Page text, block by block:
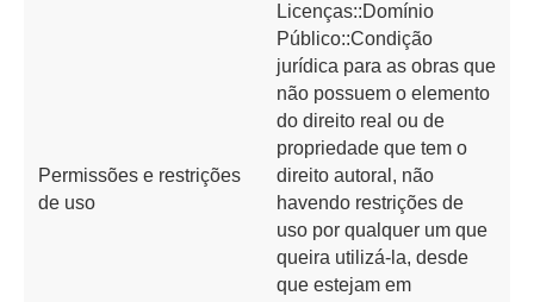
Permissões e restrições
de uso
Licenças::Domínio
Público::Condição
jurídica para as obras que
não possuem o elemento
do direito real ou de
propriedade que tem o
direito autoral, não
havendo restrições de
uso por qualquer um que
queira utilizá-la, desde
que estejam em